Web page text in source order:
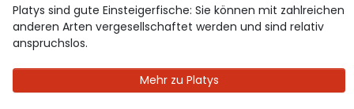
Platys sind gute Einsteigerfische: Sie können mit zahlreichen
anderen Arten vergesellschaftet werden und sind relativ
anspruchslos.
Mehr zu Platys